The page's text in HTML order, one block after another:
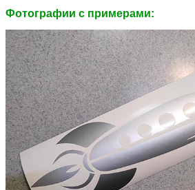
Фотографии c примерами: